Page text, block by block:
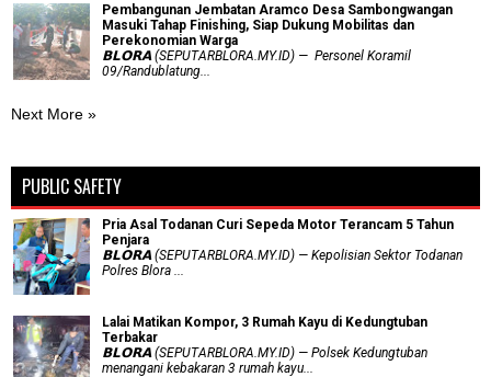
Pembangunan Jembatan Aramco Desa Sambongwangan
Masuki Tahap Finishing, Siap Dukung Mobilitas dan
Perekonomian Warga
𝗕𝗟𝗢𝗥𝗔 (SEPUTARBLORA.MY.ID) — Personel Koramil
09/Randublatung...
Next More »
PUBLIC SAFETY
Pria Asal Todanan Curi Sepeda Motor Terancam 5 Tahun
Penjara
𝗕𝗟𝗢𝗥𝗔 (SEPUTARBLORA.MY.ID) — Kepolisian Sektor Todanan
Polres Blora ...
Lalai Matikan Kompor, 3 Rumah Kayu di Kedungtuban
Terbakar
𝗕𝗟𝗢𝗥𝗔 (SEPUTARBLORA.MY.ID) — Polsek Kedungtuban
menangani kebakaran 3 rumah kayu...